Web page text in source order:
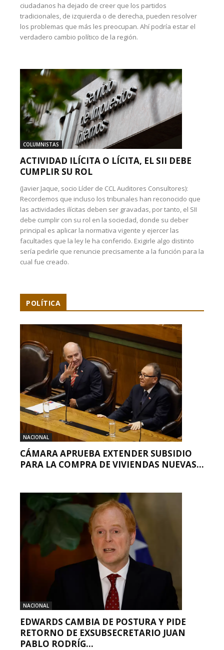
ciudadanos ha dejado de creer que los partidos
tradicionales, de izquierda o de derecha, pueden resolver
los problemas que más les preocupan. Ahí podría estar el
verdadero cambio político de la región.
COLUMNISTAS
ACTIVIDAD ILÍCITA O LÍCITA, EL SII DEBE
CUMPLIR SU ROL
(Javier Jaque, socio Líder de CCL Auditores Consultores):
Recordemos que incluso los tribunales han reconocido que
las actividades ilícitas deben ser gravadas, por tanto, el SII
debe cumplir con su rol en la sociedad, donde su deber
principal es aplicar la normativa vigente y ejercer las
facultades que la ley le ha conferido. Exigirle algo distinto
sería pedirle que renuncie precisamente a la función para la
cual fue creado.
POLÍTICA
NACIONAL
CÁMARA APRUEBA EXTENDER SUBSIDIO
PARA LA COMPRA DE VIVIENDAS NUEVAS...
NACIONAL
EDWARDS CAMBIA DE POSTURA Y PIDE
RETORNO DE EXSUBSECRETARIO JUAN
PABLO RODRÍG...